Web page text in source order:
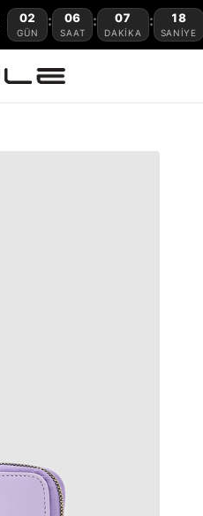
02
GÜN
: 06
SAAT
: 07
DAKIKA
: 17
SANIYE